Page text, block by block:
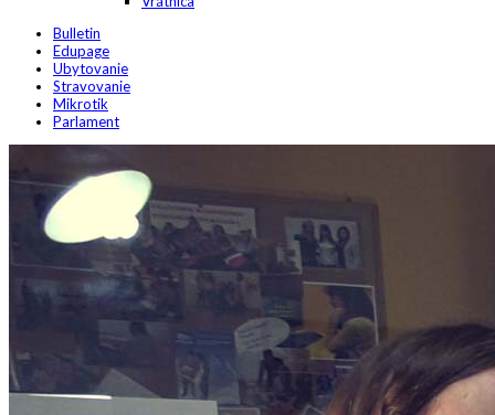
Bulletin
Edupage
Ubytovanie
Stravovanie
Mikrotik
Parlament